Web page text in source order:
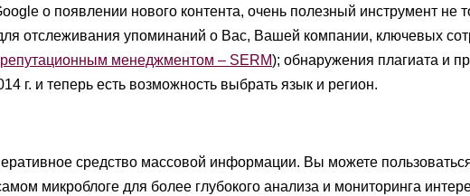
о появлении нового контента, очень полезный инструмент не
отслеживания упоминаний о Вас, Вашей компании, ключевых
менеджментом – SERM); обнаружения плагиата и
г. и теперь есть возможность выбрать язык и регион.
средство массовой информации. Вы можете
микроблоге для более глубокого анализа и мониторинга